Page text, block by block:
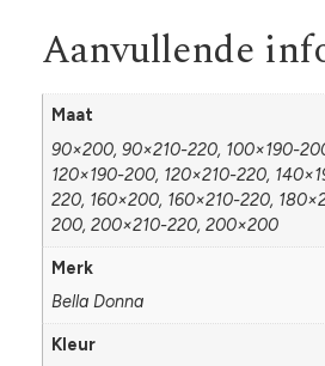
Aanvullende
Maat
90×200, 90×210-220, 100×190-
120×190-200, 120×210-220,
220, 160×200, 160×210-220,
200, 200×210-220, 200×200
Merk
Bella Donna
Kleur